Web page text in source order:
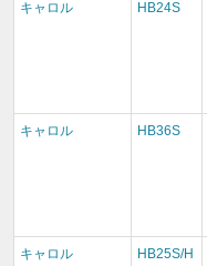
キャロル HB24S
キャロル HB36S
キャロル
HB25S/H